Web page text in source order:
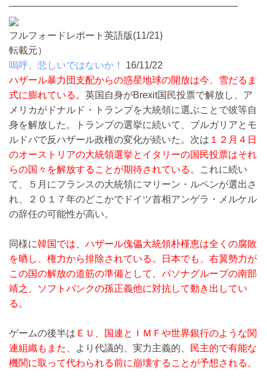
――――――――――――――――――――――――
フルフォードレポート英語版(11/21)
転載元）
嗚呼、悲しいではないか！
16/11/22
ハザール暴力団支配からの惑星地球の開放は今、雪だるま
式に膨れている。 英国自身がBrexit国民投票で解放し、ア
メリカがドナルド・トランプを大統領に選ぶことで彼等自
身を解放した。トランプの選挙に続いて、ブルガリアとモ
ルドバで反ハザール政権の変化が続いた。次は １２月４日
のオーストリアの大統領選挙とイタリーの国民投票はそれ
らの国々を解放することが期待されている。
これに続い
て、５月にフランスの大統領にマリーン・ルペンが選出さ
れ、２０１７年のどこかでドイツ首相アンゲラ・メルケル
の辞任の可能性が高い。
同様に韓国では、ハザール傀儡大統領朴槿恵は全くの腐敗
を晒し、権力から排除されている。日本でも、右翼勢力が
この国の解放の道筋の準備として、パソナグループの南部
靖之、ソフトバンクの孫正義他に対抗して動き出してい
る。
ゲームの後半は ＥＵ、国連とＩＭＦや世界銀行のような関
連組織もまた、
より代議的、実力主義的、
民主的で有能な
機関に取って代わられる前に崩壊することが予想される。